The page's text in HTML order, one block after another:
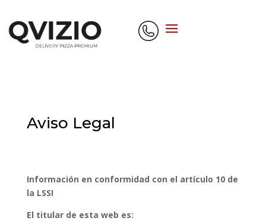
Aviso Legal
Información en conformidad con el artículo 10 de
la LSSI
El titular de esta web es: